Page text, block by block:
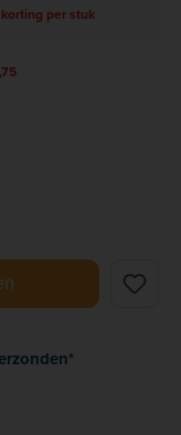
per stuk
hoeveelheid in of